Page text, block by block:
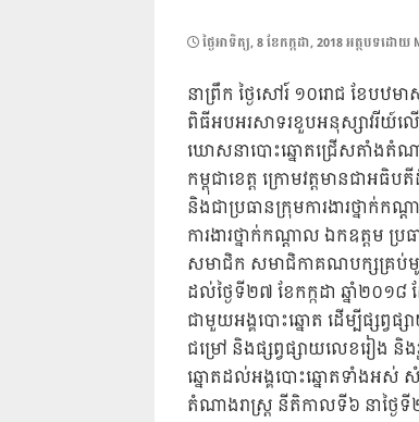
POSTED
ថ្ងៃ​អាទិត្យ, 8 ខែ​កក្កដា, 2018អត្ថបទដោយ
នាព្រឹក​ ថ្ងៃសៅរ៍​ ១០រោជ ខែបឋម
ពិធីអបអរសាទរខួបអនុស្សាវរីយ៍លើ
ឃោសនាបោះឆ្នោតជ្រើសតាំងតំណា
កម្ពុជាខេត្ត ក្រោមវត្តមានជាអ
និងជាប្រធានក្រុមការងារថ្នាក់ក
ការងារថ្នាក់កណ្តាល ឯកឧត្តម ប្
សមាជិក សមាជិកាគណបក្សគ្រប់មូ
ដល់ថ្ងៃទី២៧​ ខែកក្កដា ឆ្នាំ២០
ជាមួយអង្គបោះឆ្នោត ដើម្បី​ផ្ស
ជម្រៅ និងផ្សព្វផ្សាយលេខរៀង
ឆ្នោតដល់អង្គបោះឆ្នោត​ទាំងអស់
តំណាងរាស្រ្ត​ នីតិកាលទី៦ នាថ្ងៃ